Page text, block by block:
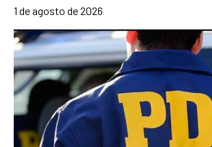
1 de agosto de 2026